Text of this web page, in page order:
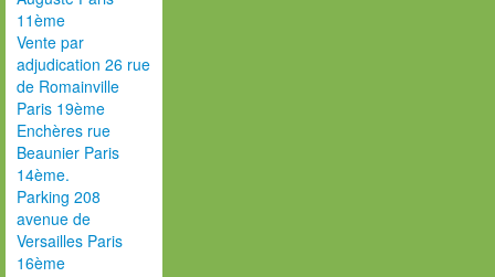
11ème
Vente par
adjudication 26 rue
de Romainville
Paris 19ème
Enchères rue
Beaunier Paris
14ème.
Parking 208
avenue de
Versailles Paris
16ème